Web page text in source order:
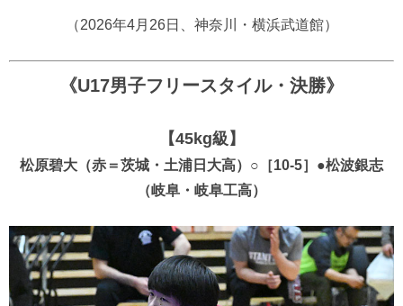
（2026年4月26日、神奈川・横浜武道館）
《U17男子フリースタイル・決勝》
【45kg級】
松原碧大（赤＝茨城・土浦日大高）○［10-5］●松波銀志
（岐阜・岐阜工高）